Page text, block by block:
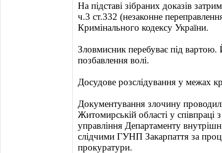
На підставі зібраних доказів
ч.3 ст.332 (незаконне
Кримінального кодексу України.
Зловмисник перебуває під
позбавлення волі.
Досудове розслідування у межах
Документування злочину
Житомирській області у співпраці
управління Департаменту
слідчими ГУНП Закарпаття за
прокуратури.